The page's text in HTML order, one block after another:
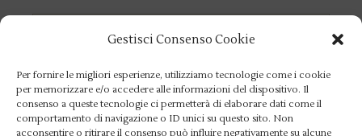
Gestisci Consenso Cookie
Per fornire le migliori esperienze, utilizziamo tecnologie come i cookie
per memorizzare e/o accedere alle informazioni del dispositivo. Il
consenso a queste tecnologie ci permetterà di elaborare dati come il
comportamento di navigazione o ID unici su questo sito. Non
acconsentire o ritirare il consenso può influire negativamente su alcune
Category
Search